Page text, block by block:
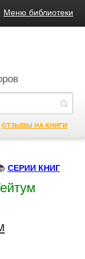
Меню библиотеки
ОТЗЫВЫ НА КНИГИ
СЕРИИ КНИГ